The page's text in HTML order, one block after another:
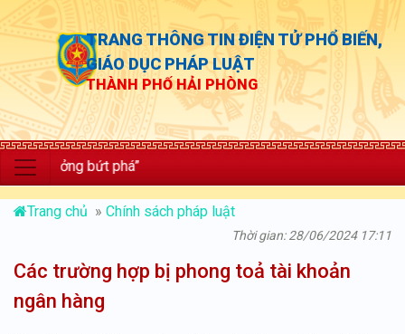
TRANG THÔNG TIN ĐIỆN TỬ PHỔ BIẾN,
GIÁO DỤC PHÁP LUẬT
THÀNH PHỐ HẢI PHÒNG
bứt phá”
Trang chủ » Chính sách pháp luật
Thời gian: 28/06/2024 17:11
Các trường hợp bị phong toả tài khoản
ngân hàng